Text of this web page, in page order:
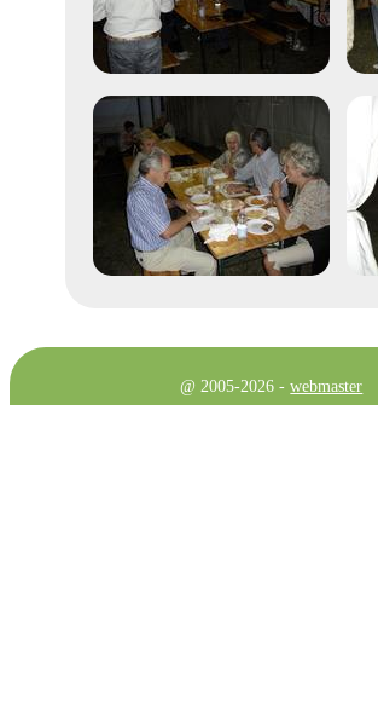
@ 2005-2026 -webmaster